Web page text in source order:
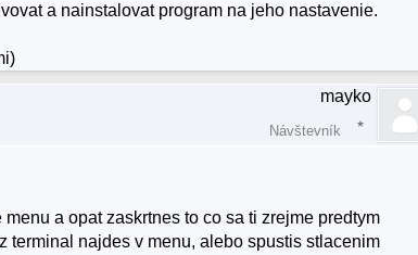
a nainstalovat program na jeho nastavenie.
mayko
Návštevník
a opat zaskrtnes to co sa ti zrejme predtym
terminal najdes v menu, alebo spustis stlacenim